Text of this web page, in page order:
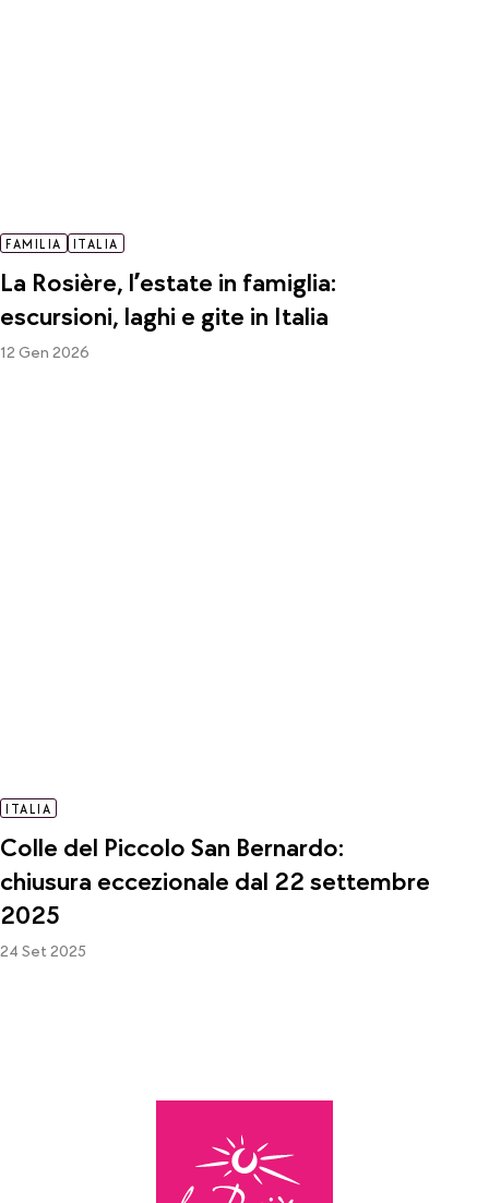
FAMILIA ITALIA
La Rosière, l’estate in famiglia:
escursioni, laghi e gite in Italia
12 Gen 2026
ITALIA
Colle del Piccolo San Bernardo:
chiusura eccezionale dal 22 settembre
2025
24 Set 2025